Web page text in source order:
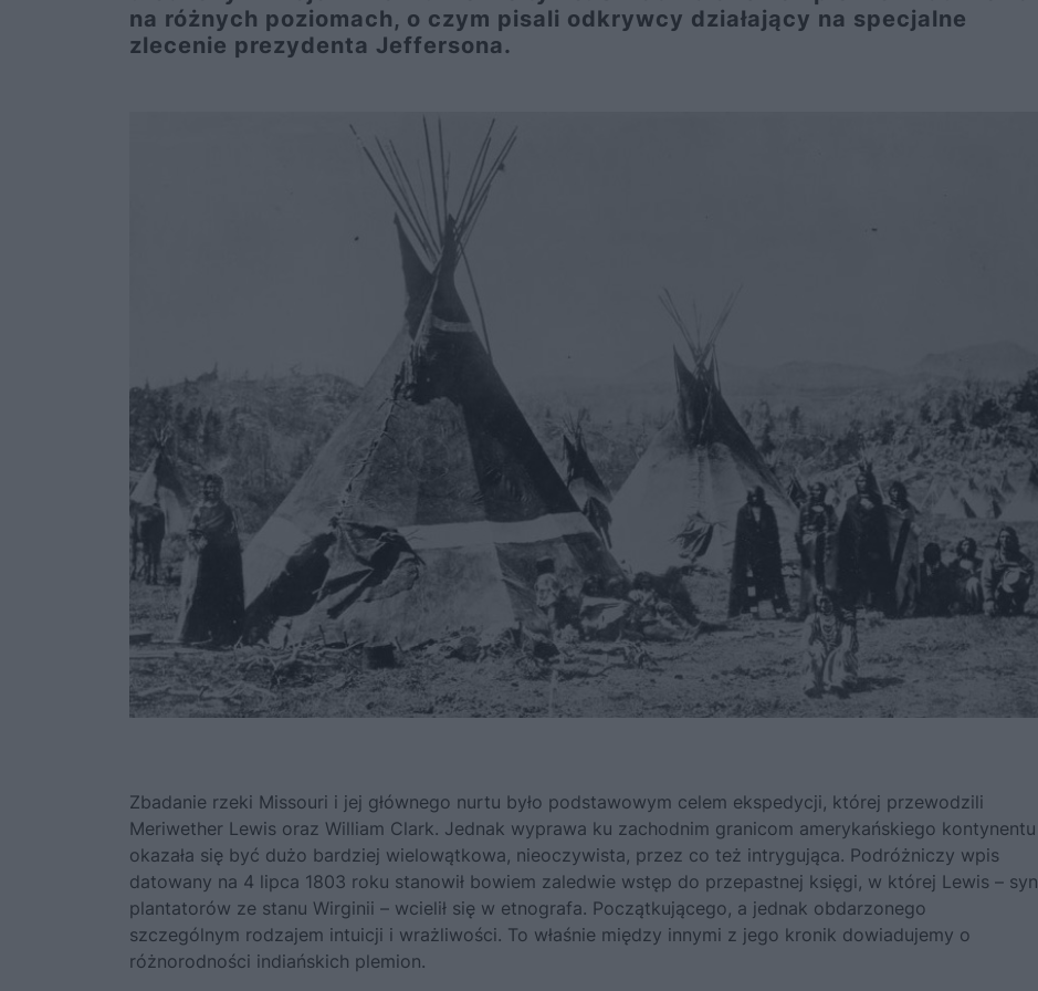
na różnych poziomach, o czym pisali odkrywcy działający na specjalne
zlecenie prezydenta Jeffersona.
Zbadanie rzeki Missouri i jej głównego nurtu było podstawowym celem ekspedycji, której przewodzili
Meriwether Lewis oraz William Clark. Jednak wyprawa ku zachodnim granicom amerykańskiego kontynentu
okazała się być dużo bardziej wielowątkowa, nieoczywista, przez co też intrygująca. Podróżniczy wpis
datowany na 4 lipca 1803 roku stanowił bowiem zaledwie wstęp do przepastnej księgi, w której Lewis – syn
plantatorów ze stanu Wirginii – wcielił się w etnografa. Początkującego, a jednak obdarzonego
szczególnym rodzajem intuicji i wrażliwości. To właśnie między innymi z jego kronik dowiadujemy o
różnorodności indiańskich plemion.